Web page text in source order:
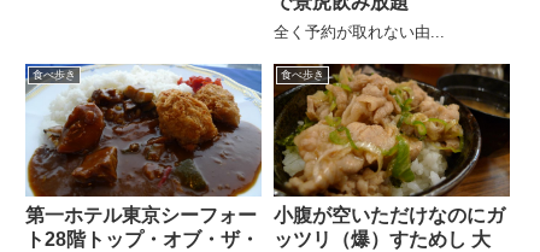
全く予約が取れない由...
食べ歩き
第一ホテル東京シーフォー
ト28階トップ・オブ・ザ・
食べ歩き
小腹が空いただけなのにガ
ッツリ（爆）すためし 大